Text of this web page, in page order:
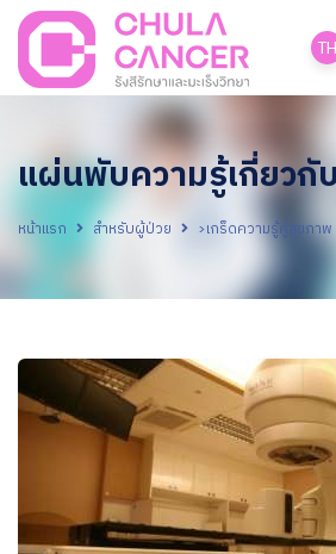
TH
แผ่นพับความรู้เกี่ยวกับ
หน้าแรก สำหรับผู้ป่วย >เกร็ดความรู้คู่สุขภาพ